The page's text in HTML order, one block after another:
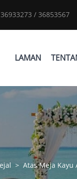
/ 36853567
LAMAN
> Atas Meja Kayu